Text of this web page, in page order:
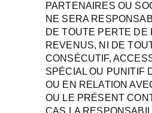
PARTENAIRES OU
NE SERA
DE TOUTE PERTE DE
REVENUS, NI DE
CONSÉCUTIF,
SPÉCIAL OU PUNITIF
OU EN RELATION
OU LE PRÉSENT
CAS LA